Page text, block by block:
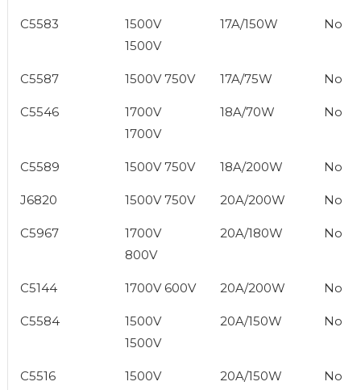
C5583
1500V
1500V
17A/150W No
C5587 1500V 750V 17A/75W No
C5546
1700V
1700V
18A/70W No
C5589 1500V 750V 18A/200W No
J6820 1500V 750V 20A/200W No
C5967
1700V
800V
20A/180W No
C5144 1700V 600V 20A/200W No
C5584
1500V
1500V
20A/150W No
C5516
1500V
20A/150W No